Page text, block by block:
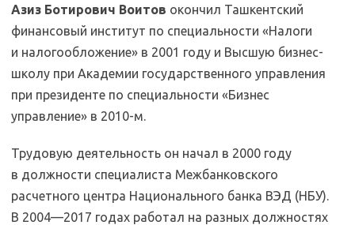
Азиз Ботирович Воитов окончил Ташкентский
финансовый институт по специальности «Налоги
и налогообложение» в 2001 году и Высшую бизнес-
школу при Академии государственного управления
при президенте по специальности «Бизнес
управление» в 2010-м.
Трудовую деятельность он начал в 2000 году
в должности специалиста Межбанковского
расчетного центра Национального банка ВЭД (НБУ).
В 2004—2017 годах работал на разных должностях